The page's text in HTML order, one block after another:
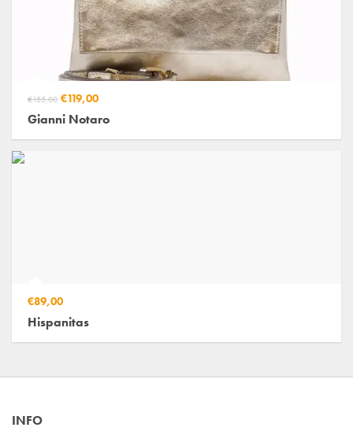
€155,00 €119,00
Gianni Notaro
€89,00
Hispanitas
INFO